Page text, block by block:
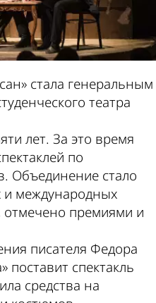
стала генеральным
театра
лет. За это время
по
Объединение стало
и международных
отмечено премиями и
писателя Федора
поставит спектакль
средства на